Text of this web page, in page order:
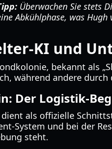
Überwachen Sie stets
Abkühlphase, was
KI und
bekannt als
während andere durch
Der Logistik-
dient als offizielle
System und bei der
steht.